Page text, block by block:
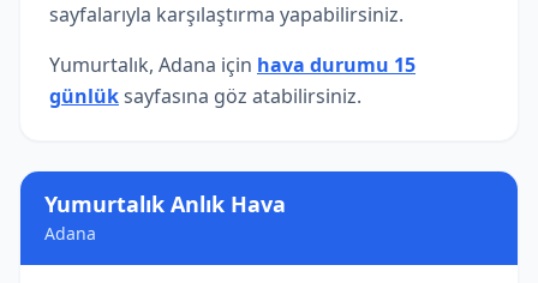
Yumurtalık Anlık Hava
Adana
sayfalarıyla karşılaştırma yapabilirsiniz.
Yumurtalık, Adana için hava durumu 15
günlüksayfasına göz atabilirsiniz.